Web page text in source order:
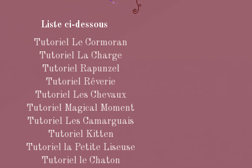
Liste ci-dessous
Tutoriel Le Cormoran
Tutoriel La Charge
Tutoriel Rapunzel
Tutoriel Rêverie
Tutoriel Les Chevaux
Tutoriel Magical Moment
Tutoriel Les Camarguais
Tutoriel Kitten
Tutoriel la Petite Liseuse
Tutoriel le Chaton